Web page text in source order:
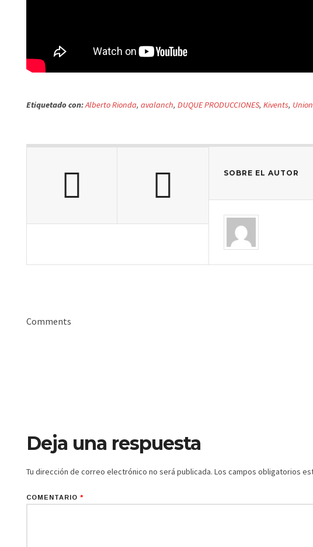
Etiquetado con:Alberto Rionda, avalanch, DUQUE PRODUCCIONES, Kivents,
SOBRE EL AUTOR
Comments
Deja una respuesta
Tu dirección de correo electrónico no será publicada. Los campos obligatorios
COMENTARIO *